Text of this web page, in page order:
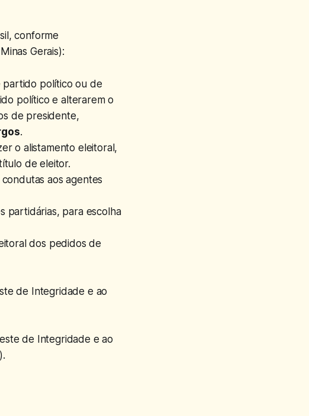
conforme
Gerais):
partido político ou de
político e alterarem o
de presidente,
.
o alistamento eleitoral,
de eleitor.
aos agentes
partidárias, para escolha
dos pedidos de
de Integridade e ao
de Integridade e ao